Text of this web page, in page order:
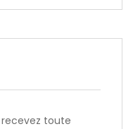
recevez toute